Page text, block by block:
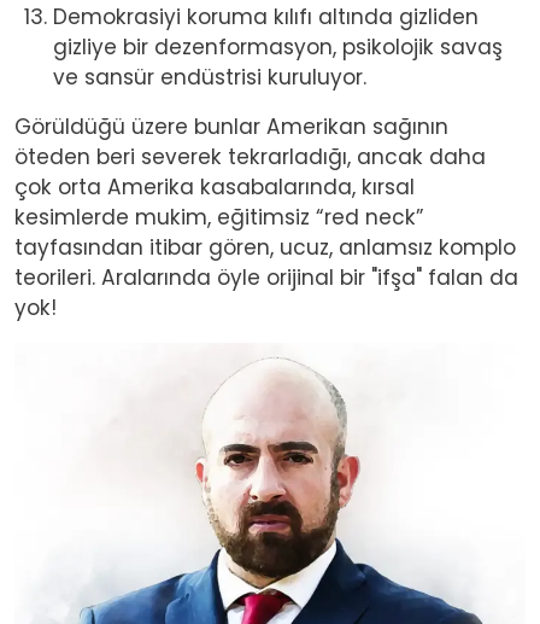
Demokrasiyi koruma kılıfı altında gizliden
gizliye bir dezenformasyon, psikolojik savaş
ve sansür endüstrisi kuruluyor.
Görüldüğü üzere bunlar Amerikan sağının
öteden beri severek tekrarladığı, ancak daha
çok orta Amerika kasabalarında, kırsal
kesimlerde mukim, eğitimsiz “red neck”
tayfasından itibar gören, ucuz, anlamsız komplo
teorileri. Aralarında öyle orijinal bir "ifşa" falan da
yok!